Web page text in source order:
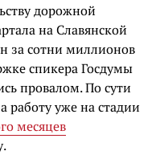
дорожной
на Славянской
за сотни миллионов
спикера Госдумы
провалом. По сути
работу уже на стадии
месяцев